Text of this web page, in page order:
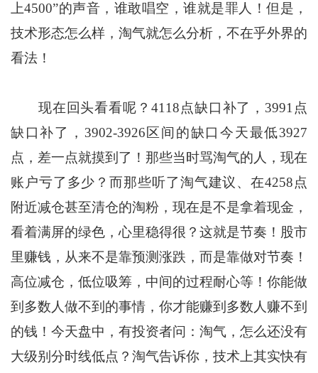
上4500”的声音，谁敢唱空，谁就是罪人！但是，
技术形态怎么样，淘气就怎么分析，不在乎外界的
看法！
现在回头看看呢？4118点缺口补了，3991点
缺口补了，3902-3926区间的缺口今天最低3927
点，差一点就摸到了！那些当时骂淘气的人，现在
账户亏了多少？而那些听了淘气建议、在4258点
附近减仓甚至清仓的淘粉，现在是不是拿着现金，
看着满屏的绿色，心里稳得很？这就是节奏！股市
里赚钱，从来不是靠预测涨跌，而是靠做对节奏！
高位减仓，低位吸筹，中间的过程耐心等！你能做
到多数人做不到的事情，你才能赚到多数人赚不到
的钱！今天盘中，有投资者问：淘气，怎么还没有
大级别分时线低点？淘气告诉你，技术上其实快有